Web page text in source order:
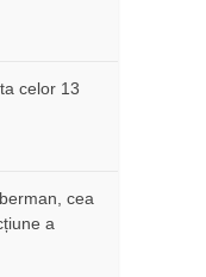
celor 13
cea
a